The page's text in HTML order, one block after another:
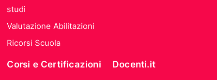
studi
Valutazione Abilitazioni
Ricorsi Scuola
Corsi e Certificazioni Docenti.it